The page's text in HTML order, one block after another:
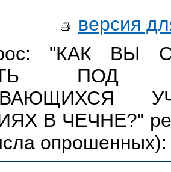
версия
"КАК ВЫ
ПОД
В ЧЕЧНЕ?"
опрошенных):